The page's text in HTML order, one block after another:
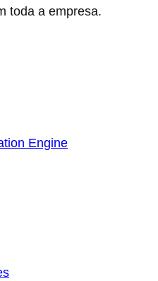
toda a empresa.
Engine